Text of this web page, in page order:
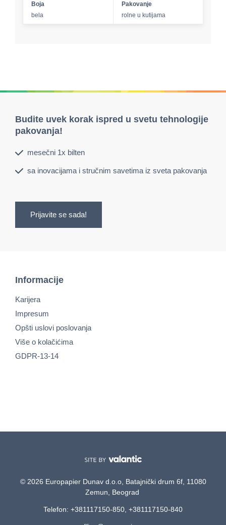
Boja
bela
Pakovanje
rolne u kutijama
Budite uvek korak ispred u svetu tehnologije
pakovanja!
mesečni 1x bilten
sa inovacijama i stručnim savetima iz sveta pakovanja
Prijavite se sada!
Informacije
Karijera
Impresum
Opšti uslovi poslovanja
Više o kolačićima
GDPR-13-14
© 2026 Europapier Dunav d.o.o, Batajnički drum 6f, 11080
Zemun, Beograd
Telefon: +381117150-850, +381117150-840